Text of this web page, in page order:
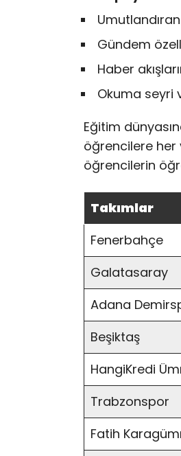
Gündem
Haber
Okuma seyri
Eğitim
öğrencilere her
öğrencilerin
Takımlar
Fenerbahçe
Galatasaray
Adana
Beşiktaş
HangiKredi
Trabzonspor
Fatih